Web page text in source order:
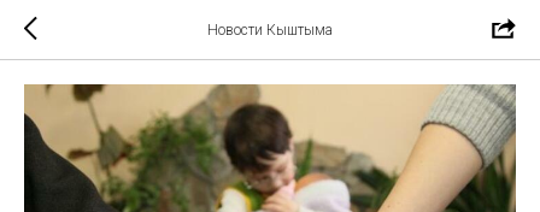
Новости Кыштыма